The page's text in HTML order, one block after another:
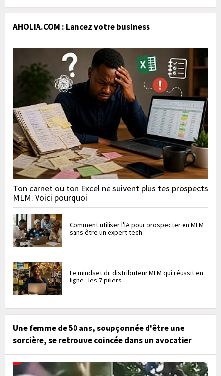
AHOLIA.COM : Lancez votre business
Ton carnet ou ton Excel ne suivent plus tes prospects
MLM. Voici pourquoi
Comment utiliser l'IA pour prospecter en MLM
sans être un expert tech
Le mindset du distributeur MLM qui réussit en
ligne : les 7 piliers
Une femme de 50 ans, soupçonnée d'être une
sorcière, se retrouve coincée dans un avocatier